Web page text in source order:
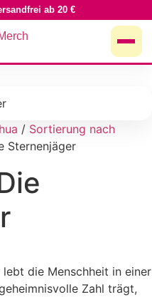
ab 20 €
/ Sortierung nach
Sternenjäger
lebt die Menschheit in einer
Zahl trägt,